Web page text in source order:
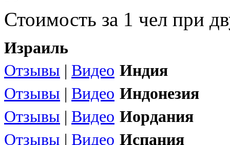
Стоимость за 1 чел при
Израиль
Отзывы | Видео Индия
Отзывы | Видео Индонезия
Отзывы | Видео Иордания
Отзывы | Видео Испания